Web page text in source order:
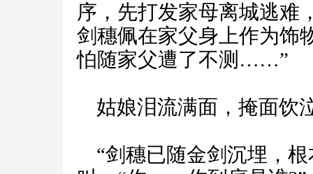
序，先打发家母离城逃难
剑穗佩在家父身上作为饰
怕随家父遭了不测……”
姑娘泪流满面，掩面饮
“剑穗已随金剑沉埋，根